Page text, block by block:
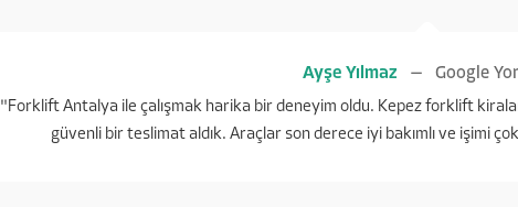
Ayşe Yılmaz Google
"Forklift Antalya ile çalışmak harika bir deneyim oldu. Kepez forklift
güvenli bir teslimat aldık. Araçlar son derece iyi bakımlı ve işimi